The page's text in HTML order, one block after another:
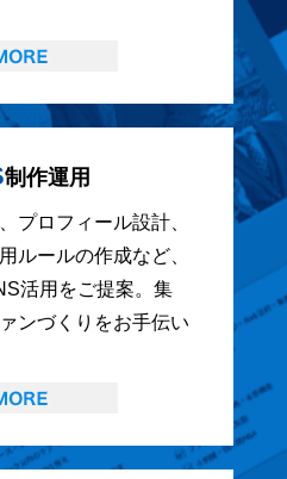
制作運用
プロフィール設計、
ルールの作成など、
活用をご提案。集
ンづくりをお手伝い